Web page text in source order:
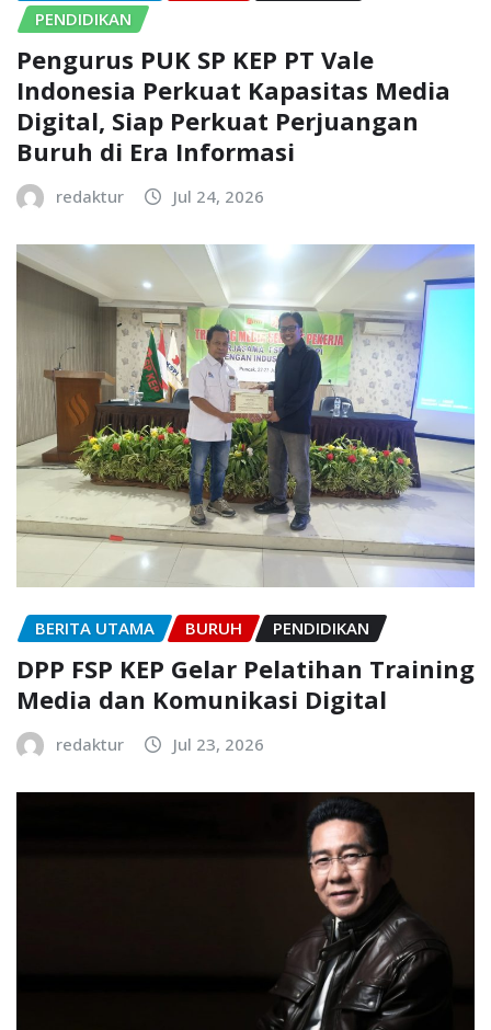
PENDIDIKAN
Pengurus PUK SP KEP PT Vale
Indonesia Perkuat Kapasitas Media
Digital, Siap Perkuat Perjuangan
Buruh di Era Informasi
redaktur Jul 24, 2026
BERITA UTAMA BURUH PENDIDIKAN
DPP FSP KEP Gelar Pelatihan Training
Media dan Komunikasi Digital
redaktur Jul 23, 2026